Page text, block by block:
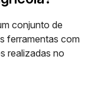
conjunto de
ferramentas com
realizadas no